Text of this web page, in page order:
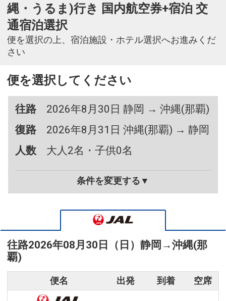
縄・うるま)行き 国内航空券+宿泊 交
通宿泊選択
便を選択の上、宿泊施設・ホテル選択へお進みくだ
さい
便を選択してください
往路
2026年8月30日 静岡 → 沖縄(那覇)
復路
2026年8月31日 沖縄(那覇) → 静岡
人数
大人2名・子供0名
条件を変更する▼
往路2026年08月30日（日） 静岡 →沖縄(那
覇)
便名 出発 到着 空席